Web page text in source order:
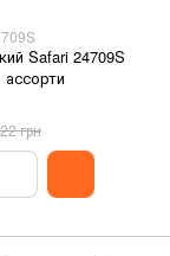
Safari 24709S
грн